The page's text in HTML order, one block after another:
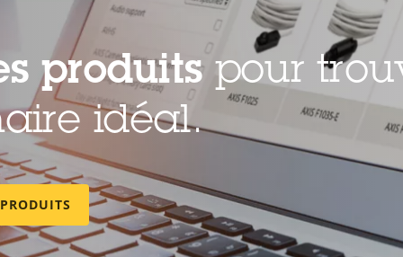
Surveillance de
produitspour
idéal.